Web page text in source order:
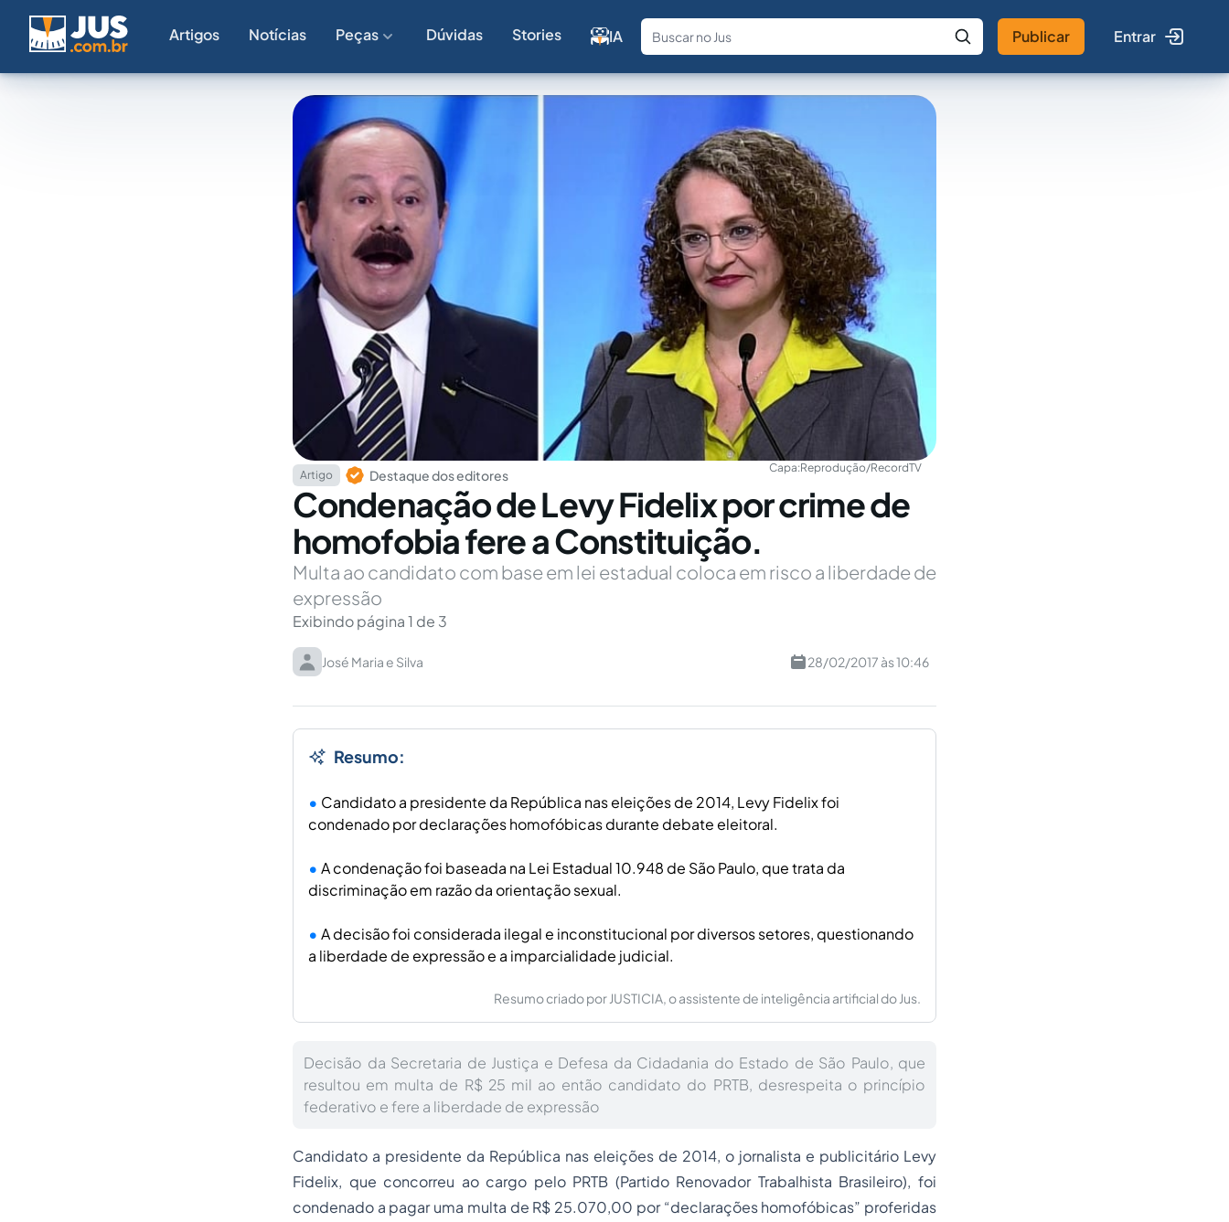
Artigos Notícias Peças Dúvidas Stories IA
Fale com a IA Buscar no Jus
Publicar Entrar
Capa:Reprodução/RecordTV
Artigo Destaque dos editores
Condenação de Levy Fidelix por crime de
homofobia fere a Constituição.
Multa ao candidato com base em lei estadual coloca em risco a liberdade de
expressão
Exibindo página 1 de 3
José Maria e Silva 28/02/2017 às 10:46
Resumo:
Candidato a presidente da República nas eleições de 2014, Levy Fidelix foi
condenado por declarações homofóbicas durante debate eleitoral.
A condenação foi baseada na Lei Estadual 10.948 de São Paulo, que trata da
discriminação em razão da orientação sexual.
A decisão foi considerada ilegal e inconstitucional por diversos setores, questionando
a liberdade de expressão e a imparcialidade judicial.
Resumo criado por JUSTICIA, o assistente de inteligência artificial do Jus.
Decisão da Secretaria de Justiça e Defesa da Cidadania do Estado de São Paulo, que
resultou em multa de R$ 25 mil ao então candidato do PRTB, desrespeita o princípio
federativo e fere a liberdade de expressão
Candidato a presidente da República nas eleições de 2014, o jornalista e publicitário Levy
Fidelix, que concorreu ao cargo pelo PRTB (Partido Renovador Trabalhista Brasileiro), foi
condenado a pagar uma multa de R$ 25.070,00 por “declarações homofóbicas” proferidas